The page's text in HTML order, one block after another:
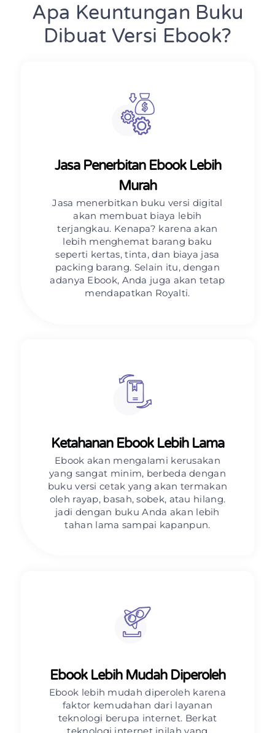
Apa Keuntungan Buku
Dibuat Versi Ebook?
Jasa Penerbitan Ebook Lebih
Murah
Jasa menerbitkan buku versi digital
akan membuat biaya lebih
terjangkau. Kenapa? karena akan
lebih menghemat barang baku
seperti kertas, tinta, dan biaya jasa
packing barang. Selain itu, dengan
adanya Ebook, Anda juga akan tetap
mendapatkan Royalti.
Ketahanan Ebook Lebih Lama
Ebook akan mengalami kerusakan
yang sangat minim, berbeda dengan
buku versi cetak yang akan termakan
oleh rayap, basah, sobek, atau hilang.
jadi dengan buku Anda akan lebih
tahan lama sampai kapanpun.
Ebook Lebih Mudah Diperoleh
Ebook lebih mudah diperoleh karena
faktor kemudahan dari layanan
teknologi berupa internet. Berkat